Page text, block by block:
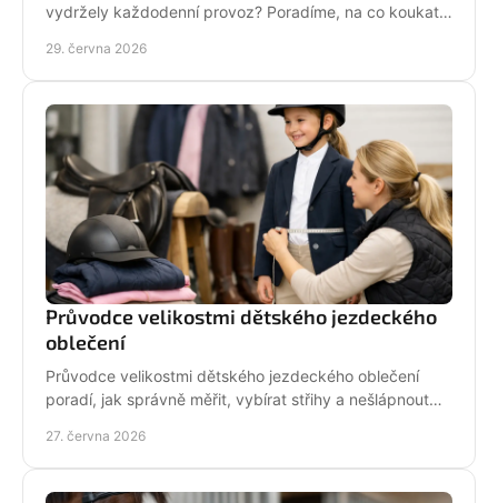
vydržely každodenní provoz? Poradíme, na co koukat
29. června 2026
Průvodce velikostmi dětského jezdeckého
oblečení
Průvodce velikostmi dětského jezdeckého oblečení
poradí, jak správně měřit, vybírat střihy a nešlápnout
27. června 2026